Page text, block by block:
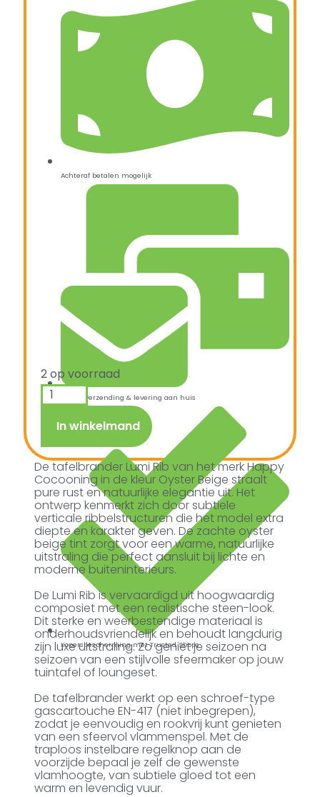
Achteraf betalen mogelijk
Snelle verzending & levering aan huis
Kopersbescherming met Trusted Shops
2 op voorraad
In winkelmand
De tafelbrander Lumi Rib van het merk Happy
Cocooning in de kleur Oyster Beige straalt
pure rust en natuurlijke elegantie uit. Het
ontwerp kenmerkt zich door subtiele
verticale ribbelstructuren die het model extra
diepte en karakter geven. De zachte oyster
beige tint zorgt voor een warme, natuurlijke
uitstraling die perfect aansluit bij lichte en
moderne buiteninterieurs.
De Lumi Rib is vervaardigd uit hoogwaardig
composiet met een realistische steen-look.
Dit sterke en weerbestendige materiaal is
onderhoudsvriendelijk en behoudt langdurig
zijn luxe uitstraling. Zo geniet je seizoen na
seizoen van een stijlvolle sfeermaker op jouw
tuintafel of loungeset.
De tafelbrander werkt op een schroef-type
gascartouche EN-417 (niet inbegrepen),
zodat je eenvoudig en rookvrij kunt genieten
van een sfeervol vlammenspel. Met de
traploos instelbare regelknop aan de
voorzijde bepaal je zelf de gewenste
vlamhoogte, van subtiele gloed tot een
warm en levendig vuur.